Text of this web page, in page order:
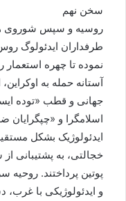
سخن نهم
روسیه و سپس شوروی
طرفداران ایدئولوگ
نموده تا چهره
آستانه حمله به
جهانی و قطب «توده
اسلامگرا و «چپگرایان
ایدئولوژیک بشکل
خجالتی، به پشتیبانی
پوتین پرداختند.
و ایدئولوژیکی با غرب،